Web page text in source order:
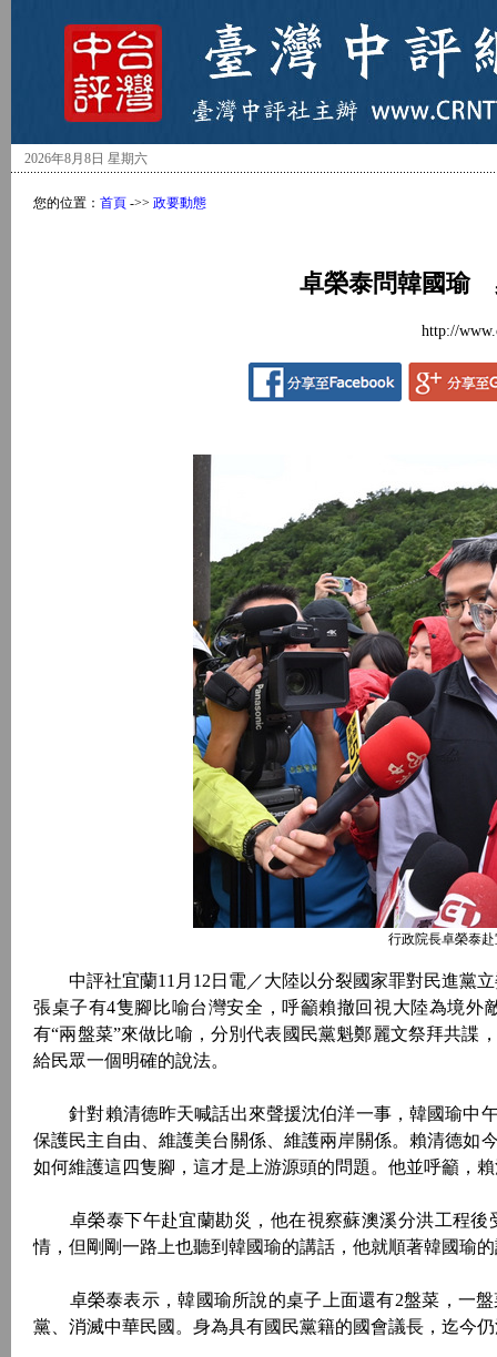
2026年8月8日 星期六
您的位置： 首頁 ->> 政要動態
卓榮泰問韓國瑜
http://
行政院長卓榮泰
中評社宜蘭11月12日電／大陸以分裂國家罪對民進黨立
張桌子有4隻腳比喻台灣安全，呼籲賴撤回視大陸為境
有“兩盤菜”來做比喻，分別代表國民黨魁鄭麗文祭拜共諜
給民眾一個明確的說法。
針對賴清德昨天喊話出來聲援沈伯洋一事，韓國瑜中
保護民主自由、維護美台關係、維護兩岸關係。賴清德如
如何維護這四隻腳，這才是上游源頭的問題。他並呼籲，
卓榮泰下午赴宜蘭勘災，他在視察蘇澳溪分洪工程後
情，但剛剛一路上也聽到韓國瑜的講話，他就順著韓國瑜
卓榮泰表示，韓國瑜所說的桌子上面還有2盤菜，一盤
黨、消滅中華民國。身為具有國民黨籍的國會議長，迄今